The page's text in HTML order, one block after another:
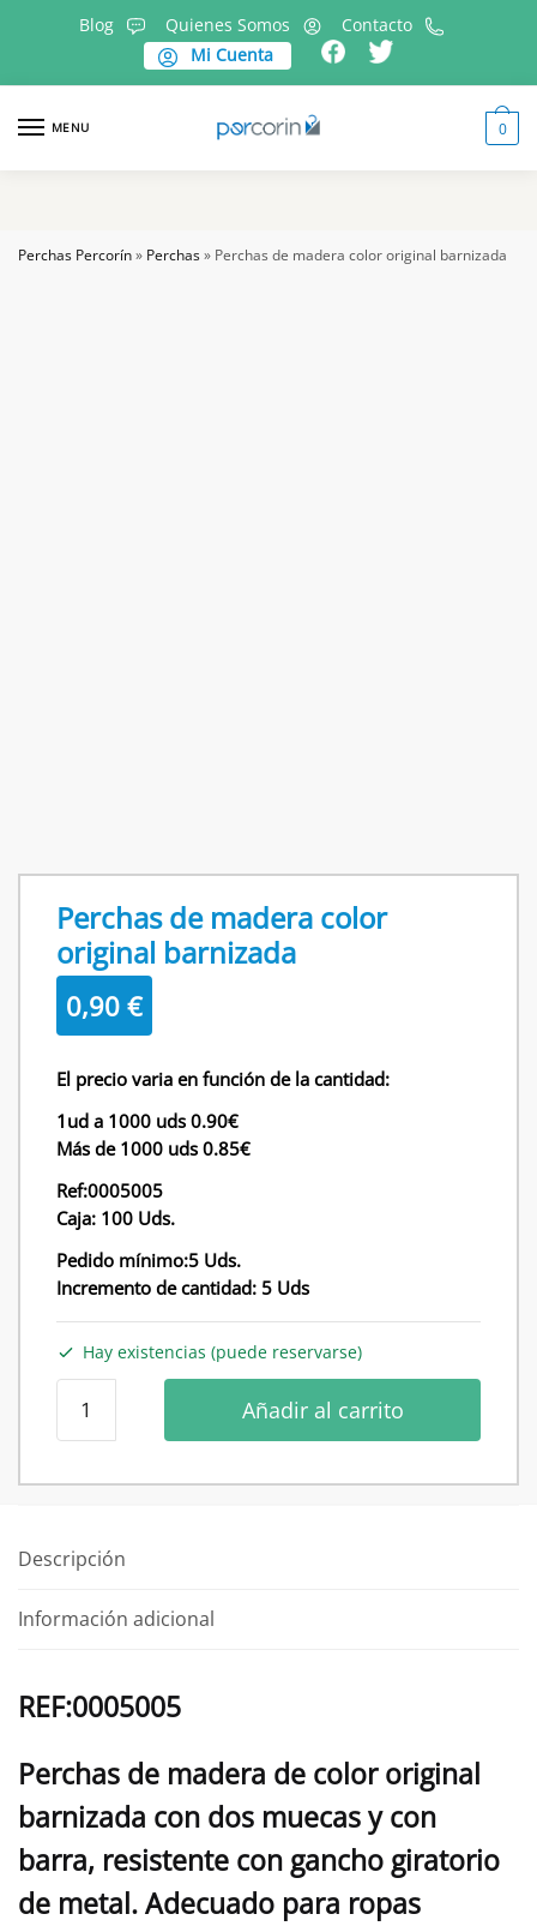
Blog Quienes Somos
Contacto
Mi Cuenta
MENU 0
Perchas Percorín» Perchas» Perchas de madera color original barnizada
Perchas de madera color
original barnizada
0,90 €
El precio varia en función de la cantidad:
1ud a 1000 uds 0.90€
Más de 1000 uds 0.85€
Ref:0005005
Caja: 100 Uds.
Pedido mínimo:5 Uds.
Incremento de cantidad: 5 Uds
Hay existencias (puede reservarse)
madera
color
cantidad
Añadir al carrito
Descripción
Información adicional
REF:0005005
Perchas de madera de color original
barnizada con dos muecas y con
barra, resistente con gancho giratorio
de metal. Adecuado para ropas